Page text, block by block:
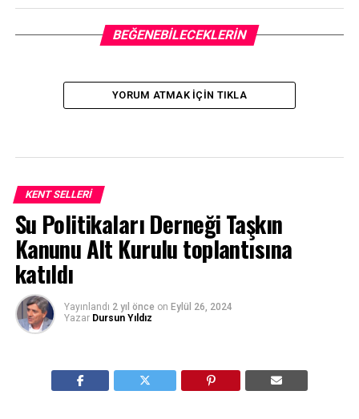
BEĞENEBILECEKLERIN
YORUM ATMAK IÇIN TIKLA
KENT SELLERI
Su Politikaları Derneği Taşkın
Kanunu Alt Kurulu toplantısına
katıldı
Yayınlandı 2 yıl önce on Eylül 26, 2024
Yazar Dursun Yıldız